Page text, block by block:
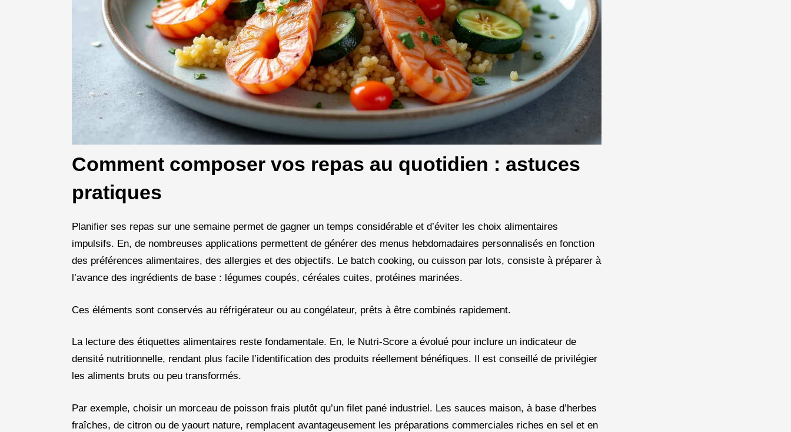
Comment composer vos repas au quotidien : astuces
pratiques
Planifier ses repas sur une semaine permet de gagner un temps considérable et d’éviter les choix alimentaires
impulsifs. En, de nombreuses applications permettent de générer des menus hebdomadaires personnalisés en fonction
des préférences alimentaires, des allergies et des objectifs. Le batch cooking, ou cuisson par lots, consiste à préparer à
l’avance des ingrédients de base : légumes coupés, céréales cuites, protéines marinées.
Ces éléments sont conservés au réfrigérateur ou au congélateur, prêts à être combinés rapidement.
La lecture des étiquettes alimentaires reste fondamentale. En, le Nutri-Score a évolué pour inclure un indicateur de
densité nutritionnelle, rendant plus facile l’identification des produits réellement bénéfiques. Il est conseillé de privilégier
les aliments bruts ou peu transformés.
Par exemple, choisir un morceau de poisson frais plutôt qu’un filet pané industriel. Les sauces maison, à base d’herbes
fraîches, de citron ou de yaourt nature, remplacent avantageusement les préparations commerciales riches en sel et en